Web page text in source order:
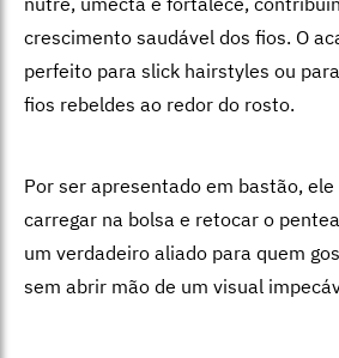
crescimento saudável dos fios. O
perfeito para slick hairstyles ou
fios rebeldes ao redor do rosto.
Por ser apresentado em bastão,
carregar na bolsa e retocar o
um verdadeiro aliado para quem
sem abrir mão de um visual